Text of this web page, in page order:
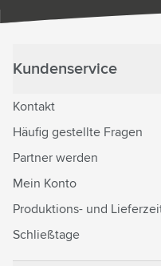
Kundenservice
Kontakt
Häufig gestellte Fragen
Partner werden
Mein Konto
Produktions- und
Schließtage